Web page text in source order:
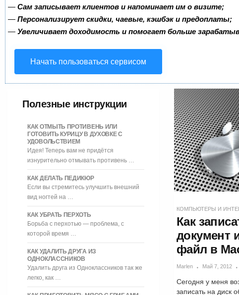
— Сам записывает клиентов и напоминает им о визите;
— Персонализирует скидки, чаевые, кэшбэк и предоплаты;
— Увеличивает доходимость и помогает больше
Начать пользоваться сервисом
Полезные инструкции
КАК ОТМЫТЬ ПРОТИВЕНЬ ИЛИ
ГОТОВИТЬ КУРИЦУ В ДУХОВКЕ С
УДОВОЛЬСТВИЕМ
Идея! Теперь вам не придётся
изнурительно отмывать противень …
КАК ДЕЛАТЬ ПЕДИКЮР
Если вы стремитесь улучшить внешний
вид ногтей на …
КАК УБРАТЬ ПЕРХОТЬ
Борьба с перхотью — проблема, с
которой время …
КАК УДАЛИТЬ ДРУГА ИЗ
ОДНОКЛАССНИКОВ
Удалить друга из Одноклассников так же
легко, как …
КОМПЬЮТЕРЫ И
Как
документ
файл в
Marlen Май 7, 2012
Сегодня у меня
записать на диск